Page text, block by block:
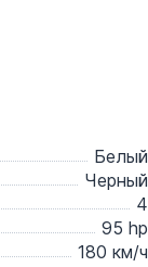
Белый
Черный
4
95 hp
180 км/ч